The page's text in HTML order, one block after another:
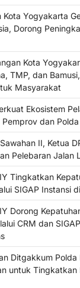
Kota Yogyakarta
Dorong
Kota
TMP, dan
Masyarakat
Ekosistem
dan
II, Ketua
Pelebaran Jalan
Tingkatkan
SIGAP Instansi
Dorong
CRM dan
Ditgakkum Polda
untuk Tingkatkan